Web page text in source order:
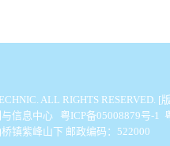
ALL
信息中心 粤ICP备05008879号-1
镇紫峰山下 邮政编码：522000